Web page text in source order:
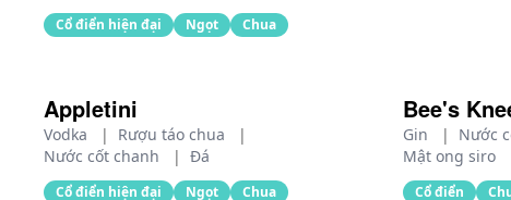
Cổ điển hiện đại Ngọt Chua
Appletini
Vodka | Rượu táo chua
|
Nước cốt chanh
| Đá
Cổ điển hiện đại Ngọt Chua
Bee's
Gin | Nước
Mật ong siro
Cổ điển